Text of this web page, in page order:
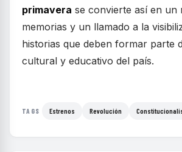
primavera se convierte así en un
memorias y un llamado a la
historias que deben formar parte
cultural y educativo del país.
TAGS Estrenos Revolución